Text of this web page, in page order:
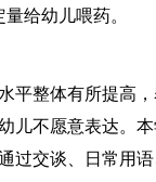
给幼儿喂药。
平整体有所提高
儿不愿意表达。
过交谈、日常用